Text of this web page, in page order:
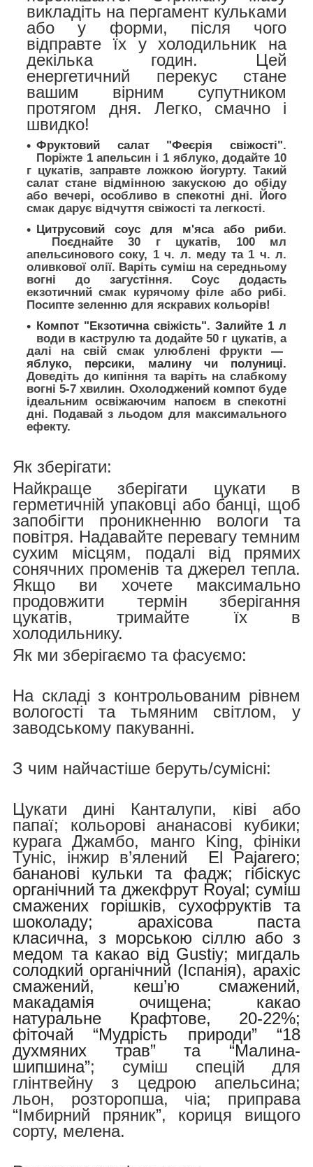
викладіть на пергамент кульками
або у форми, після чого
відправте їх у холодильник на
декілька годин. Цей
енергетичний перекус стане
вашим вірним супутником
протягом дня. Легко, смачно і
швидко!
Фруктовий салат "Феєрія свіжості".
Поріжте 1 апельсин і 1 яблуко, додайте 10
г цукатів, заправте ложкою йогурту. Такий
салат стане відмінною закускою до обіду
або вечері, особливо в спекотні дні. Його
смак дарує відчуття свіжості та легкості.
Цитрусовий соус для м'яса або риби.
Поєднайте 30 г цукатів, 100 мл
апельсинового соку, 1 ч. л. меду та 1 ч. л.
оливкової олії. Варіть суміш на середньому
вогні до загустіння. Соус додасть
екзотичний смак курячому філе або рибі.
Посипте зеленню для яскравих кольорів!
Компот "Екзотична свіжість". Залийте 1 л
води в каструлю та додайте 50 г цукатів, а
далі на свій смак улюблені фрукти —
яблуко, персики, малину чи полуниці.
Доведіть до кипіння та варіть на слабкому
вогні 5-7 хвилин. Охолоджений компот буде
ідеальним освіжаючим напоєм в спекотні
дні. Подавай з льодом для максимального
ефекту.
Як зберігати:
Найкраще зберігати цукати в
герметичній упаковці або банці, щоб
запобігти проникненню вологи та
повітря. Надавайте перевагу темним
сухим місцям, подалі від прямих
сонячних променів та джерел тепла.
Якщо ви хочете максимально
продовжити термін зберігання
цукатів, тримайте їх в
холодильнику.
Як ми зберігаємо та фасуємо:
На складі з контрольованим рівнем
вологості та тьмяним світлом, у
заводському пакуванні.
З чим найчастіше беруть/cумісні:
Цукати дині Канталупи, ківі або
папаї; кольорові ананасові кубики;
курага Джамбо, манго King, фініки
Туніс, інжир в’ялений
El Pajarero;
бананові кульки та фадж; гібіскус
органічний та джекфрут Royal; суміш
смажених горішків, сухофруктів та
шоколаду; арахісова паста
класична, з морською сіллю або з
медом та какао від Gustiy; мигдаль
солодкий органічний (Іспанія), арахіс
смажений, кеш’ю смажений,
макадамія очищена; какао
натуральне Крафтове, 20-22%;
фіточай “Мудрість природи” “18
духмяних трав” та “Малина-
шипшина”; суміш спецій для
глінтвейну з цедрою апельсина;
льон, розторопша, чіа; приправа
“Імбирний пряник”, кориця вищого
сорту, мелена.